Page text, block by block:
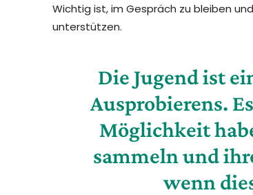
Wichtig ist, im Gespräch zu bleiben
unterstützen.
Die Jugend ist
Ausprobierens.
Möglichkeit
sammeln und
wenn